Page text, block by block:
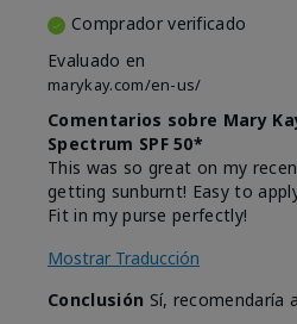
Comprador verificado
Evaluado en
marykay.com/en-us/
Comentarios sobre Mary
Spectrum SPF 50*
This was so great on my
getting sunburnt! Easy to
Fit in my purse perfectly!
Mostrar Traducción
Conclusión Sí, recomendaría